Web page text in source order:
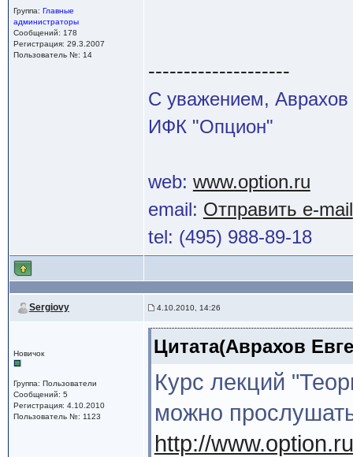
Группа: Главные
администраторы
Сообщений: 178
Регистрация: 29.3.2007
Пользователь №: 14
--------------------
С уважением, Аврахов
ИФК "Опцион"
web: www.option.ru
email: Отправить e-mail
tel: (495) 988-89-18
Sergiovy 4.10.2010, 14:26
Новичок
Группа: Пользователи
Сообщений: 5
Регистрация: 4.10.2010
Пользователь №: 1123
Цитата(Аврахов
Курс лекций
можно
http://